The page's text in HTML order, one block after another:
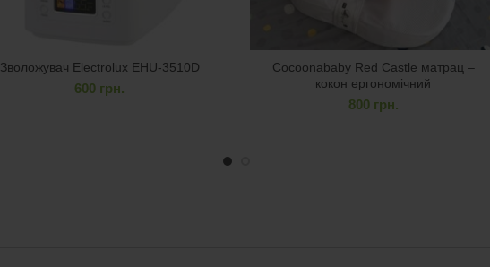
Зволожувач Electrolux EHU-3510D
600 грн.
Cocoonababy Red Castle матрац –
кокон ергономічний
800 грн.